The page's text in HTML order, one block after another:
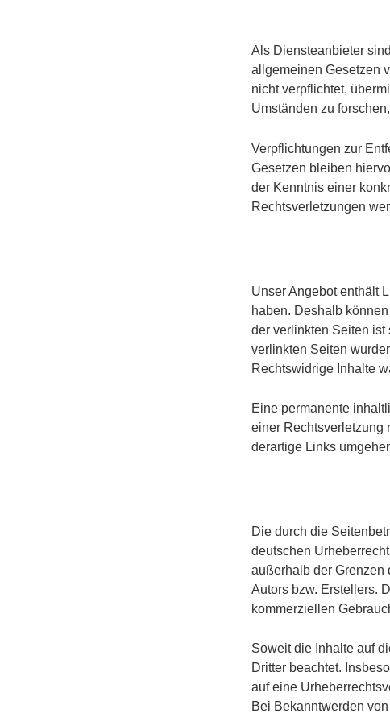
Als Diensteanbieter
allgemeinen Gesetzen
nicht verpflichtet,
Umständen zu
Verpflichtungen zur
Gesetzen bleiben
der Kenntnis einer
Rechtsverletzungen
Unser Angebot enthält
haben. Deshalb
der verlinkten Seiten
verlinkten Seiten
Rechtswidrige Inhalte
Eine permanente
einer Rechtsverletzung
derartige Links
Die durch die
deutschen
außerhalb der Grenzen
Autors bzw. Erstellers.
kommerziellen
Soweit die Inhalte auf
Dritter beachtet.
auf eine
Bei Bekanntwerden